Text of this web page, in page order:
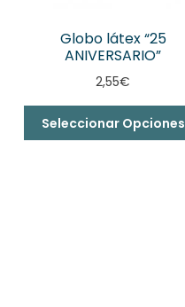
Globo látex “25
ANIVERSARIO”
2,55€
Seleccionar Opciones